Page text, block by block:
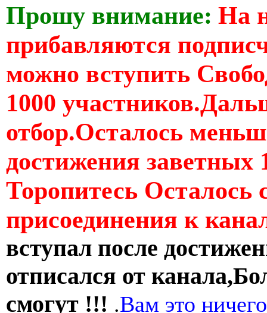
Прошу внимание: На
прибавляются
можно вступить
1000
отбор.Осталось
достижения заветных
Торопитесь Осталось
присоединения к
вступал после
отписался от
смогут !!! .Вам это